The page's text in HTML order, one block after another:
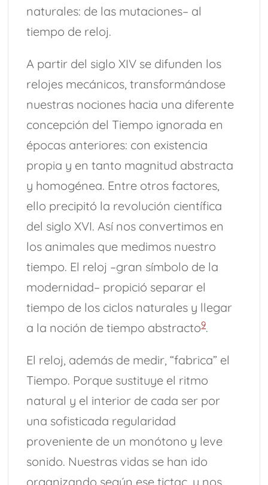
naturales: de las mutaciones– al
tiempo de reloj.
A partir del siglo XIV se difunden los
relojes mecánicos, transformándose
nuestras nociones hacia una diferente
concepción del Tiempo ignorada en
épocas anteriores: con existencia
propia y en tanto magnitud abstracta
y homogénea. Entre otros factores,
ello precipitó la revolución científica
del siglo XVI. Así nos convertimos en
los animales que medimos nuestro
tiempo. El reloj –gran símbolo de la
modernidad– propició separar el
tiempo de los ciclos naturales y llegar
a la noción de tiempo abstracto9.
El reloj, además de medir, “fabrica” el
Tiempo. Porque sustituye el ritmo
natural y el interior de cada ser por
una sofisticada regularidad
proveniente de un monótono y leve
sonido. Nuestras vidas se han ido
organizando según ese tictac, y nos